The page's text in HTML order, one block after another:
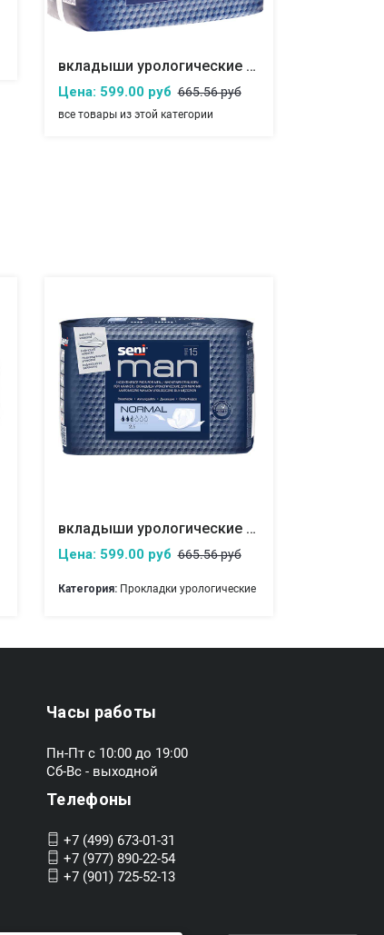
вкладыши урологические для мужчин seni man super
Цена: 599.00 руб 665.56 руб
все товары из этой категории
вкладыши урологические для мужчин seni man normal
Цена: 599.00 руб 665.56 руб
Категория: Прокладки урологические
Часы работы
Пн-Пт с 10:00 до 19:00
Сб-Вс - выходной
Телефоны
+7 (499) 673-01-31
+7 (977) 890-22-54
+7 (901) 725-52-13